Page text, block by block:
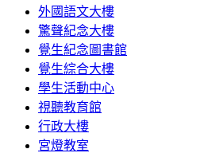
外國語文大樓
驚聲紀念大樓
覺生紀念圖書館
覺生綜合大樓
學生活動中心
視聽教育館
行政大樓
宮燈教室